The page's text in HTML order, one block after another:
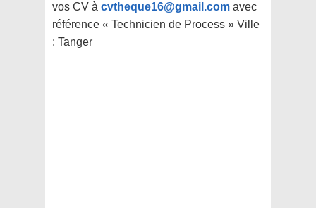
vos CV à cvtheque16@gmail.com avec
référence « Technicien de Process » Ville
: Tanger